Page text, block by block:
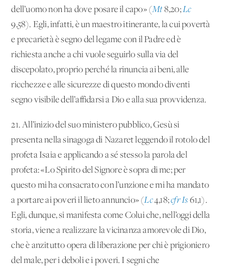
dell’uomo non ha dove posare il capo» (Mt8,20;Lc
9,58). Egli, infatti, è un maestro itinerante, la cui povertà
e precarietà è segno del legame con il Padre ed è
richiesta anche a chi vuole seguirlo sulla via del
discepolato, proprio perché la rinuncia ai beni, alle
ricchezze e alle sicurezze di questo mondo diventi
segno visibile dell’affidarsi a Dio e alla sua provvidenza.
21. All’inizio del suo ministero pubblico, Gesù si
presenta nella sinagoga di Nazaret leggendo il rotolo del
profeta Isaia e applicando a sé stesso la parola del
profeta: «Lo Spirito del Signore è sopra di me; per
questo mi ha consacrato con l’unzione e mi ha mandato
a portare ai poveri il lieto annuncio» (Lc4,18;cfr Is 61,1).
Egli, dunque, si manifesta come Colui che, nell’oggi della
storia, viene a realizzare la vicinanza amorevole di Dio,
che è anzitutto opera di liberazione per chi è prigioniero
del male, per i deboli e i poveri. I segni che